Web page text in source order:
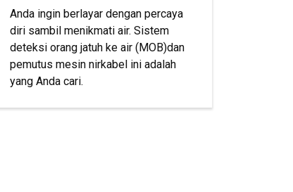
Anda ingin berlayar dengan percaya
diri sambil menikmati air. Sistem
deteksi orang jatuh ke air (MOB)dan
pemutus mesin nirkabel ini adalah
yang Anda cari.